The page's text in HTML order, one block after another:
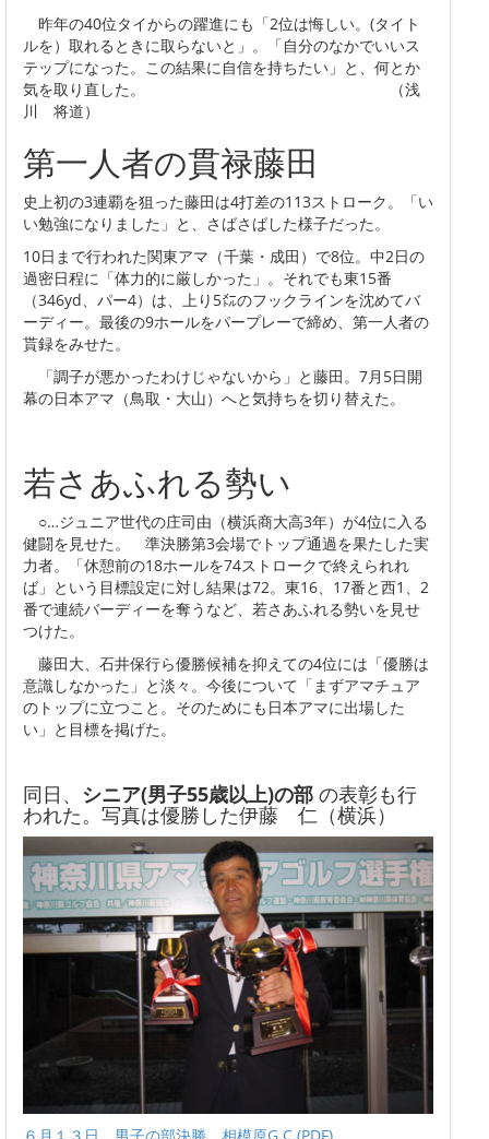
昨年の40位タイからの躍進にも「2位は悔しい。(タイト
ルを）取れるときに取らないと」。「自分のなかでいいス
テップになった。この結果に自信を持ちたい」と、何とか
気を取り直した。 （浅
川 将道）
第一人者の貫禄藤田
史上初の3連覇を狙った藤田は4打差の113ストローク。「い
い勉強になりました」と、さばさばした様子だった。
10日まで行われた関東アマ（千葉・成田）で8位。中2日の
過密日程に「体力的に厳しかった」。それでも東15番
（346yd、パー4）は、上り5㍍のフックラインを沈めてバ
ーディー。最後の9ホールをパープレーで締め、第一人者の
貰録をみせた。
「調子が悪かったわけじゃないから」と藤田。7月5日開
幕の日本アマ（鳥取・大山）へと気持ちを切り替えた。
若さあふれる勢い
○…ジュニア世代の庄司由（横浜商大高3年）が4位に入る
健闘を見せた。 準決勝第3会場でトップ通過を果たした実
力者。「休憩前の18ホールを74ストロークで終えられれ
ば」という目標設定に対し結果は72。東16、17番と西1、2
番で連続バーディーを奪うなど、若さあふれる勢いを見せ
つけた。
藤田大、石井保行ら優勝候補を抑えての4位には「優勝は
意識しなかった」と淡々。今後について「まずアマチュア
のトップに立つこと。そのためにも日本アマに出場した
い」と目標を掲げた。
同日、 シニア(男子55歳以上)の部 の表彰も行
われた。写真は優勝した伊藤 仁（横浜）